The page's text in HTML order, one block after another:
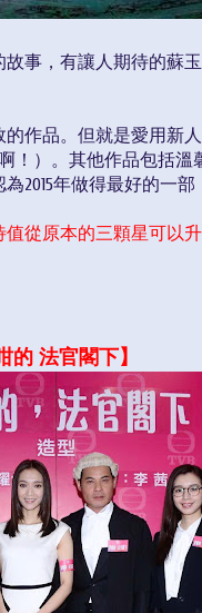
事，有讓人期待的蘇
作品。但就是愛用新
！）。其他作品包括溫
2015年做得最好的一部
從原本的三顆星可以升
的 法官閣下】